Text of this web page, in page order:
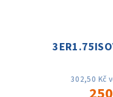
302,50 Kč